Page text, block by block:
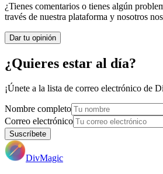
¿Tienes comentarios o tienes algún
través de nuestra plataforma y nosotros
Dar tu opinión
¿Quieres estar al día?
¡Únete a la lista de correo electrónico de
Nombre completo
Correo electrónico
Suscríbete
DivMagic